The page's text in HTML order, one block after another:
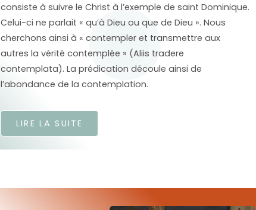
consiste à suivre le Christ à l’exemple de saint Dominique.
Celui-ci ne parlait « qu’à Dieu ou que de Dieu ». Nous
cherchons ainsi à « contempler et transmettre aux
autres la vérité contemplée » (Aliis tradere
contemplata). La prédication découle ainsi de
l’abondance de la contemplation.
LIRE LA SUITE
Religieux, ils font profession (vœu) des conseils
évangéliques de pauvreté, de chasteté dans le célibat et
d’obéissance. Leur vie de prière est marquée par la
liturgie, dans la célébration conventuelle quotidienne de
l’Eucharistie et de l’Office divin (liturgie des heures
chantée au chœur). Leur prière se déploie aussi dans
lalectio divina(lecture priante de la Bible), l’oraison
personnelle et le Rosaire (chapelet). La contemplation